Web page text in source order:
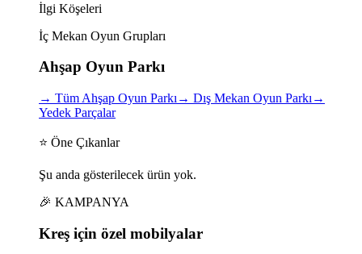
İlgi Köşeleri
İç Mekan Oyun Grupları
Ahşap Oyun Parkı
→ Tüm Ahşap Oyun Parkı → Dış Mekan Oyun Parkı →
Yedek Parçalar
⭐ Öne Çıkanlar
Şu anda gösterilecek ürün yok.
🎉 KAMPANYA
Kreş için özel mobilyalar